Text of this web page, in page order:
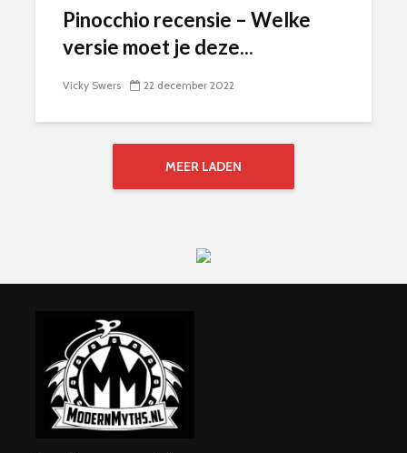
Pinocchio recensie – Welke
versie moet je deze...
Vicky Swers 22 december 2022
MEER LADEN